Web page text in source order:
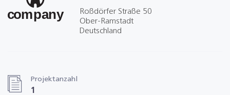
Roßdörfer Straße 50
Ober-Ramstadt
Deutschland
Projektanzahl
1